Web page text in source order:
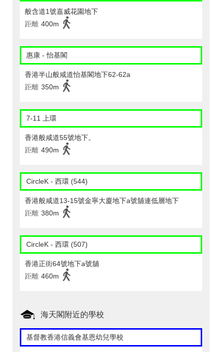
般含道1號嘉威花園地下
距離 400m
惠康 - 怡基閣
香港半山般咸道怡基閣地下62-62a
距離 350m
7-11 上環
香港般咸道55號地下。
距離 490m
CircleK - 西環 (544)
香港般咸道13-15號金寧大廈地下a號舖連低層地下
距離 380m
CircleK - 西環 (507)
香港正街64號地下a號舖
距離 460m
海天閣附近的學校
基督教香港信義會基恩幼兒學校